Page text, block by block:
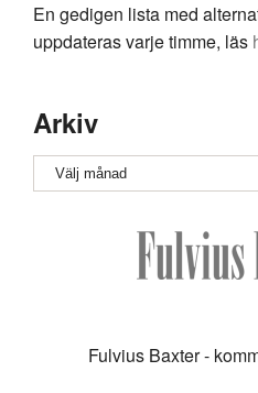
En gedigen lista med
uppdateras varje timme, läs
Arkiv
Arkiv
Fulvius Baxter -